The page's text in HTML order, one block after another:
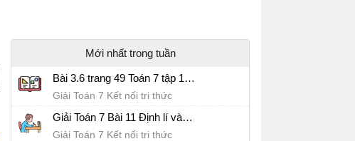
Mới nhất trong tuần
Bài 3.6 trang 49 Toán 7 tập 1 SGK Kết nối tri thức với cuộc sống
Giải Toán 7 Kết nối tri thức
Giải Toán 7 Bài 11 Định lí và chứng minh định lí
Giải Toán 7 Kết nối tri thức